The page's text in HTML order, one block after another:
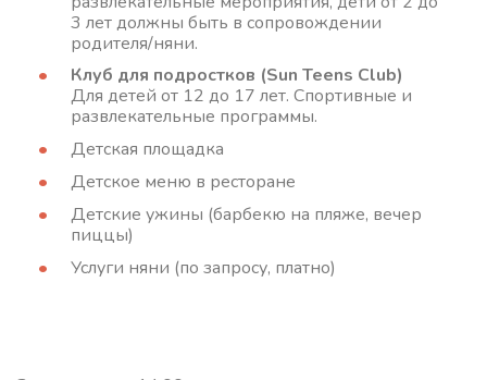
3 лет должны быть в сопровождении
родителя/няни.
Клуб для подростков (Sun Teens Club)
Для детей от 12 до 17 лет. Спортивные и
развлекательные программы.
Детская площадка
Детское меню в ресторане
Детские ужины (барбекю на пляже, вечер
пиццы)
Услуги няни (по запросу, платно)